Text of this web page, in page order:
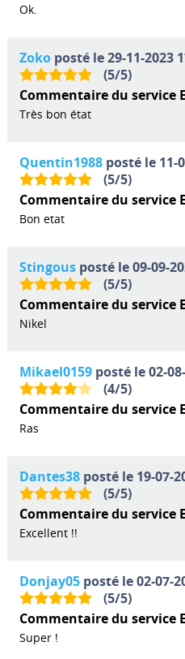
Ok.
Zokoposté le 29-11-2023
(5/5)
Commentaire du service
Très bon état
Quentin1988posté le 11-
(5/5)
Commentaire du service
Bon etat
Stingousposté le 09-09-
(5/5)
Commentaire du service
Nikel
Mikael0159posté le 02-
(4/5)
Commentaire du service
Ras
Dantes38posté le 19-07-
(5/5)
Commentaire du service
Excellent !!
Donjay05posté le 02-07-
(5/5)
Commentaire du service
Super !